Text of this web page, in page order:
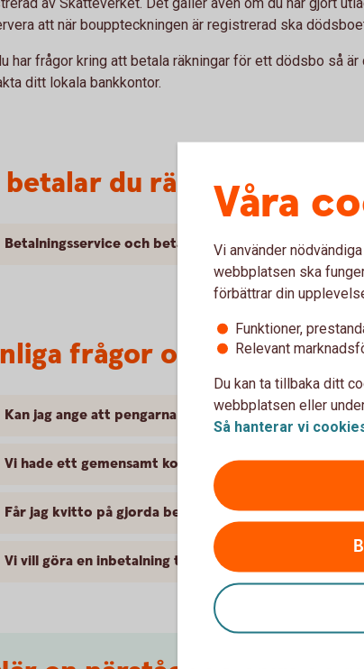
att när bouppteckningen är registrerad ska
har frågor kring att betala räkningar för ett dödsbo så är
ditt lokala bankkontor.
betalar du räkningar och
Betalningsservice och betalningsuppdrag från dödsbo
frågor och svar
Kan jag ange att pengarna ska tas från den avlidnes
Vi hade ett gemensamt konto, kan jag använda det
Får jag kvitto på gjorda betalningar?
Vi vill göra en inbetalning till dödsboets skattekonto,
Våra
Vi använder
webbplatsen ska
förbättrar din
Funktioner,
Relevant
Du kan ta tillbaka ditt
webbplatsen eller
Så hanterar vi